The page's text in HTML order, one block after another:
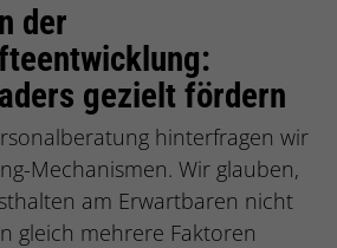
der
gezielt fördern
hinterfragen wir
Mechanismen. Wir glauben,
am Erwartbaren nicht
gleich mehrere Faktoren